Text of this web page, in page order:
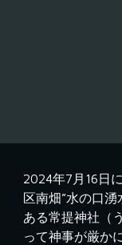
2024年7月16日
区南畑”水の口
ある常提神社（
って神事が厳か